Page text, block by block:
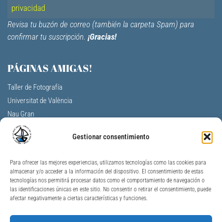
Gestionar consentimiento
Para ofrecer las mejores experiencias, utilizamos tecnologías como las cookies para
almacenar y/o acceder a la información del dispositivo. El consentimiento de estas
tecnologías nos permitirá procesar datos como el comportamiento de navegación o
las identificaciones únicas en este sitio. No consentir o retirar el consentimiento, puede
afectar negativamente a ciertas características y funciones.
privacidad
Revisa tu buzón de correo (también la carpeta Spam) para
confirmar tu suscripción. ¡Gracias!
PÁGINAS AMIGAS!
Taller de Fotografía
Universitat de València
Nau Gran
Centro Cultural La Nau
F.V. Aulas de la tercera edad
Universidad Permanente de Alicante
Universitat per a Majors Jaume I
Unimajors Gandia